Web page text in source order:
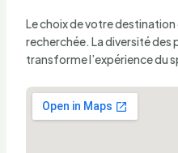
Le choix de votre
recherchée. La diversité des
transforme l’expérience du